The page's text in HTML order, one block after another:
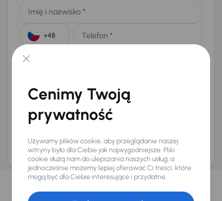
Imię i nazwisko *
Telefon *
E-mail
Na numer telefonu (opcjonalnie)
Wyślij zapytanie
ani zagwarantowaną dostępnością pojazdu. AURES Holdings a.s., z siedzibą
Dopraváků 874/15, Čimice, 184 00 Praga 8, będzie przechowywać i przetwarzać
Twoje dane osobowe zgodnie z zasadami ochrony i przetwarzaniadanych
osobowych
Wybraliśmy dla Ciebie
Wybieramy dla Ciebienajlepsze pojazdyz naszej oferty. Kupimy
Cenimy Twoją
prywatność
Używamy plików cookie, aby przeglądanie naszej
witryny było dla Ciebie jak najwygodniejsze. Pliki
cookie służą nam do ulepszania naszych usług, a
jednocześnie możemy lepiej oferować Ci treści, które
mogą być dla Ciebie interesujące i przydatne.